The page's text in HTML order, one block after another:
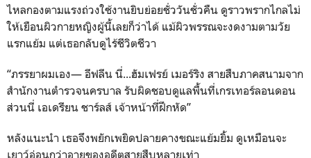
ไหลกองตามแรงถ่วงใช้งานยิบย่อยชั่ววันชั่วคืน ดูราวพรากไกลไม่
ให้เยือนผิวกายหญิงผู้นี้เลยก็ว่าได้ แม้ผิวพรรณจะงดงามตามวัย
แรกแย้ม แต่เธอกลับดูไร้ชีวิตชีวา
“ภรรยาผมเอง— อีฟลีน นี่...ฮัมเฟรย์ เมอร์ริง สายสืบภาคสนามจาก
สำนักงานตำรวจนครบาล รับผิดชอบดูแลพื้นที่เกรเทอร์ลอนดอน
ส่วนนี่ เอเดรียน ชาร์ลส์ เจ้าหน้าที่ฝึกหัด”
หลังแนะนำ เธอจึงพยักเพยิดปลายคางขณะแย้มยิ้ม ดูเหมือนจะ
เยาว์อ่อนกว่าอายุของอดีตสายสืบหลายเท่า